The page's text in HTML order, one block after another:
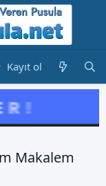
Kayıt ol
Makalem